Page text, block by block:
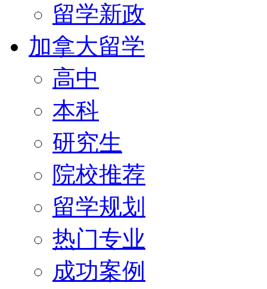
留学新政
加拿大留学
高中
本科
研究生
院校推荐
留学规划
热门专业
成功案例